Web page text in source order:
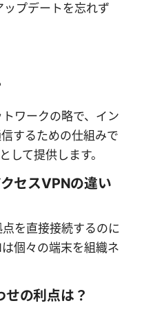
ップデートを忘れず
ワークの略で、イン
するための仕組みで
して提供します。
セスVPNの違い
を直接接続するのに
個々の端末を組織ネ
の利点は？